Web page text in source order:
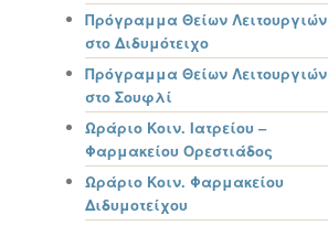
Πρόγραμμα Θείων Λειτουργιών
στο Διδυμότειχο
Πρόγραμμα Θείων Λειτουργιών
στο Σουφλί
Ωράριο Κοιν. Ιατρείου –
Φαρμακείου Ορεστιάδος
Ωράριο Κοιν. Φαρμακείου
Διδυμοτείχου